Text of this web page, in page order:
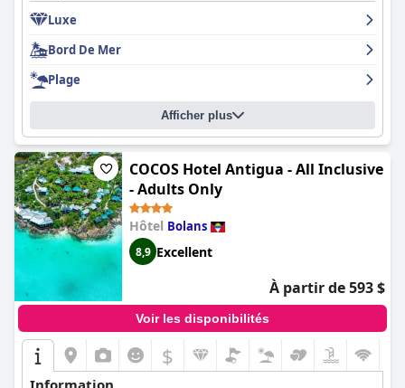
Luxe
Bord De Mer
Plage
Afficher plus
COCOS Hotel Antigua - All Inclusive
- Adults Only
Hôtel Bolans
8,9 Excellent
À partir de 593 $
Voir les disponibilités
$
Information